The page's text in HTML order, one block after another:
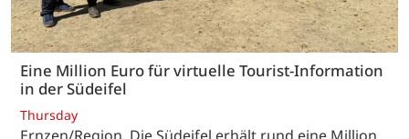
Eine Million Euro für virtuelle Tourist-Information
in der Südeifel
Thursday